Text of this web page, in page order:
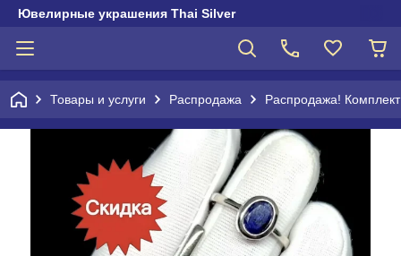
Ювелирные украшения Thai Silver
Товары и услуги Распродажа Распродажа!